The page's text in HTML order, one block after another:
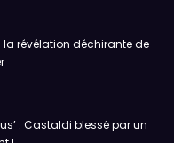
: la révélation déchirante de
: Castaldi blessé par un